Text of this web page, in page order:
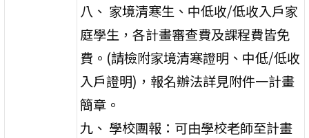
八、 家境清寒生、中低收/低收入戶家
庭學生，各計畫審查費及課程費皆免
費。(請檢附家境清寒證明、中低/低收
入戶證明)，報名辦法詳見附件一計畫
簡章。
九、 學校團報：可由學校老師至計畫